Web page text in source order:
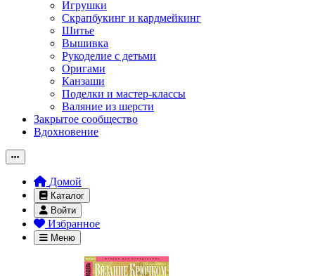
Игрушки
Скрапбукинг и кардмейкинг
Шитье
Вышивка
Рукоделие с детьми
Оригами
Канзаши
Поделки и мастер-классы
Валяние из шерсти
Закрытое сообщество
Вдохновение
Домой
Каталог
Войти
Избранное
Меню